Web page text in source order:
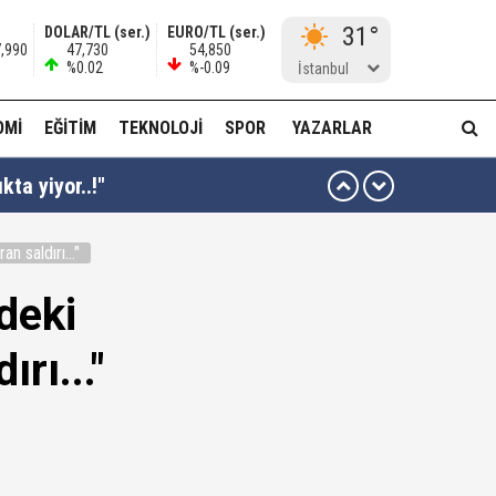
DOLAR/TL (ser.)
47,730
%0.02
EURO/TL (ser.)
54,850
%-0.09
31°
İstanbul
EĞITIM TEKNOLOJI SPOR YAZARLAR
yiyor..!"
kararı...
dikkat çekti!
saldırı..."